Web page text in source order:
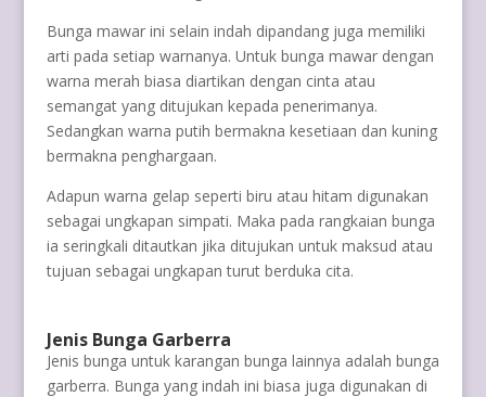
Bunga mawar ini selain indah dipandang juga memiliki
arti pada setiap warnanya. Untuk bunga mawar dengan
warna merah biasa diartikan dengan cinta atau
semangat yang ditujukan kepada penerimanya.
Sedangkan warna putih bermakna kesetiaan dan kuning
bermakna penghargaan.
Adapun warna gelap seperti biru atau hitam digunakan
sebagai ungkapan simpati. Maka pada rangkaian bunga
ia seringkali ditautkan jika ditujukan untuk maksud atau
tujuan sebagai ungkapan turut berduka cita.
Jenis Bunga Garberra
Jenis bunga untuk karangan bunga lainnya adalah bunga
garberra. Bunga yang indah ini biasa juga digunakan di